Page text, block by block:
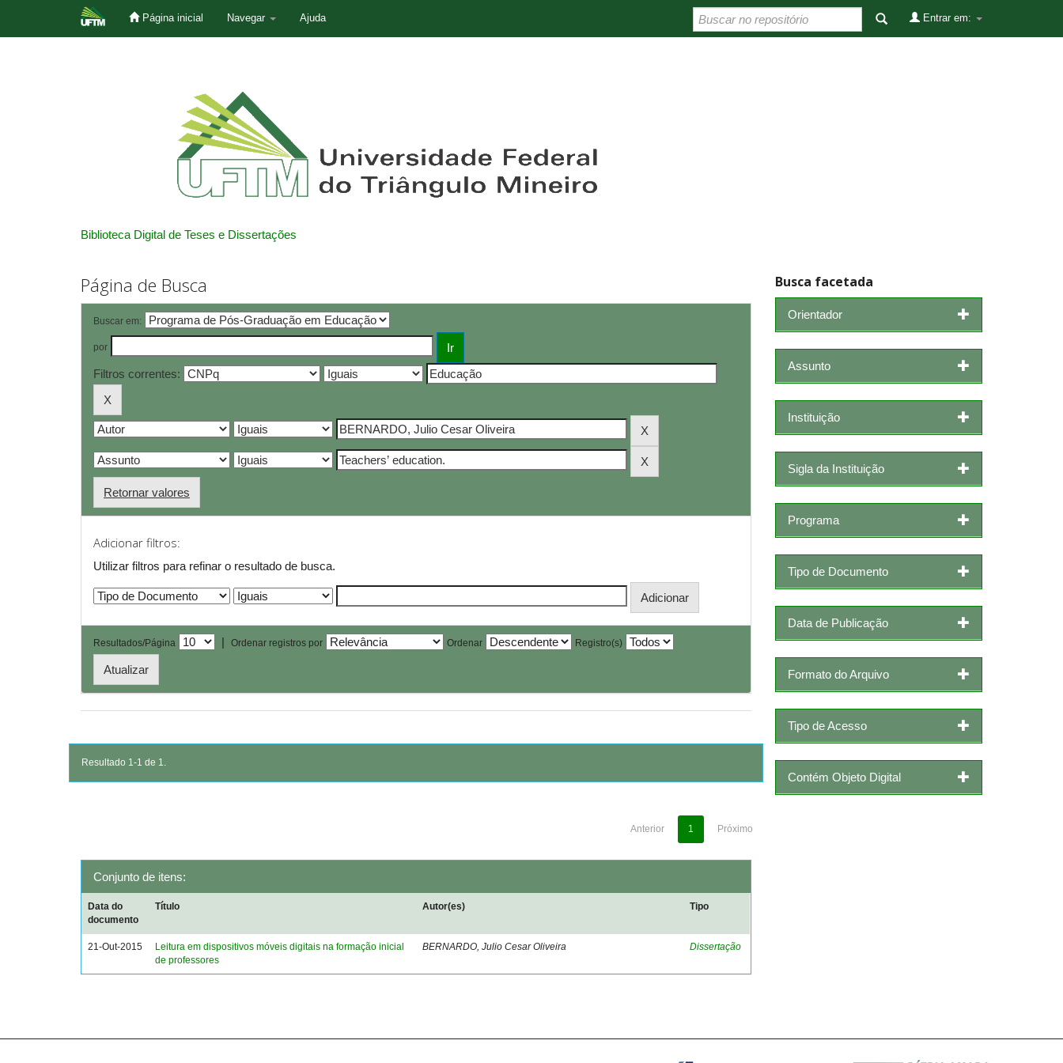
Página inicial Navegar Ajuda Entrar em:
Biblioteca Digital de Teses e Dissertações
Página de Busca
Buscar em:
por
Filtros correntes:
Retornar valores
Adicionar filtros:
Utilizar filtros para refinar o resultado de busca.
Resultados/Página | Ordenar registros por Ordenar Registro(s)
Resultado 1-1 de 1.
Anterior 1 Próximo
Conjunto de itens:
Data do
documento
Título Autor(es) Tipo
21-Out-2015
Leitura em dispositivos móveis digitais na formação inicial
de professores
BERNARDO, Julio Cesar Oliveira Dissertação
Busca facetada
Orientador
Assunto
Instituição
Sigla da Instituição
Programa
Tipo de Documento
Data de Publicação
Formato do Arquivo
Tipo de Acesso
Contém Objeto Digital